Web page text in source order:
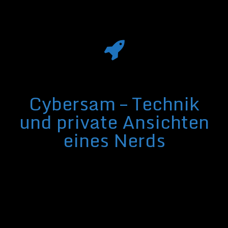
Cybersam – Technik
und private Ansichten
eines Nerds